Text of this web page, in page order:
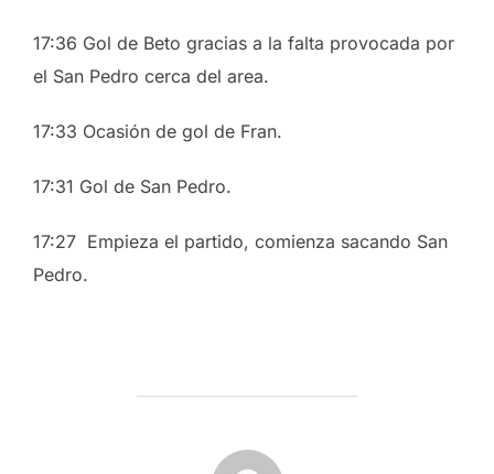
17:36 Gol de Beto gracias a la falta provocada por
el San Pedro cerca del area.
17:33 Ocasión de gol de Fran.
17:31 Gol de San Pedro.
17:27 Empieza el partido, comienza sacando San
Pedro.
AUTOR DE LA PUBLICACIÓN